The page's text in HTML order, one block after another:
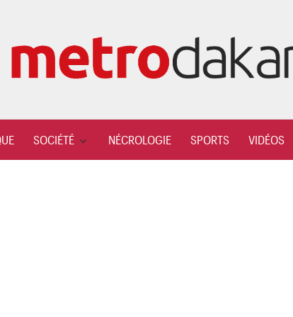
SOCIÉTÉ NÉCROLOGIE SPORTS VIDÉOS